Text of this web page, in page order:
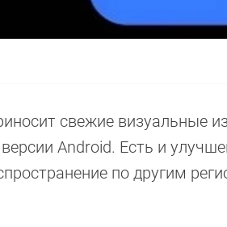
свежие визуальные
Android. Есть и
по другим